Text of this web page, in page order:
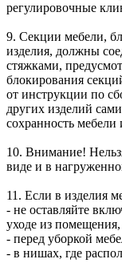
регулировочные
9. Секции мебели,
изделия, должны
стяжками,
блокирования
от инструкции по
других изделий
сохранность мебели
10. Внимание!
виде и в
11. Если в изделия
- не оставляйте
уходе из
- перед уборкой
- в нишах, где